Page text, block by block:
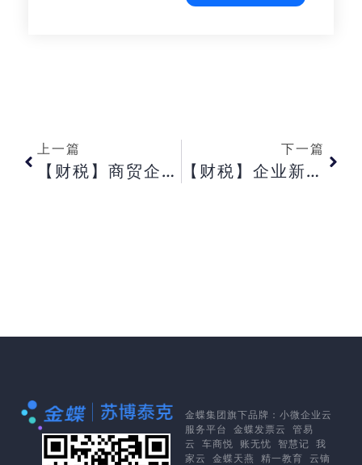
上一篇
【财税】商贸企业销售香肠的税率是13%吗?
下一篇
【财税】企业新员工入场培训的费用可以进安全费用吗?
金蝶集团旗下品牌： 小微企业云
服务平台
金蝶发票云
管易
云
车商悦 账无忧 智慧记
我
家云
金蝶天燕 精一教育
云镝